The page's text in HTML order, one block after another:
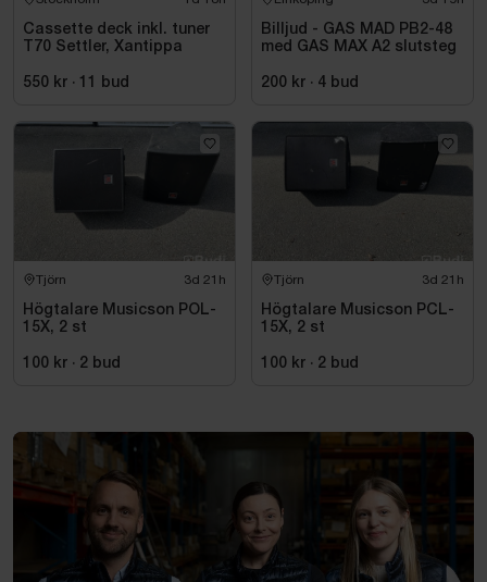
Cassette deck inkl. tuner
T70 Settler, Xantippa
550 kr · 11 bud
Billjud - GAS MAD PB2-48
med GAS MAX A2 slutsteg
200 kr · 4 bud
Tjörn 3d 21h
Högtalare Musicson POL-
15X, 2 st
100 kr · 2 bud
Tjörn 3d 21h
Högtalare Musicson PCL-
15X, 2 st
100 kr · 2 bud